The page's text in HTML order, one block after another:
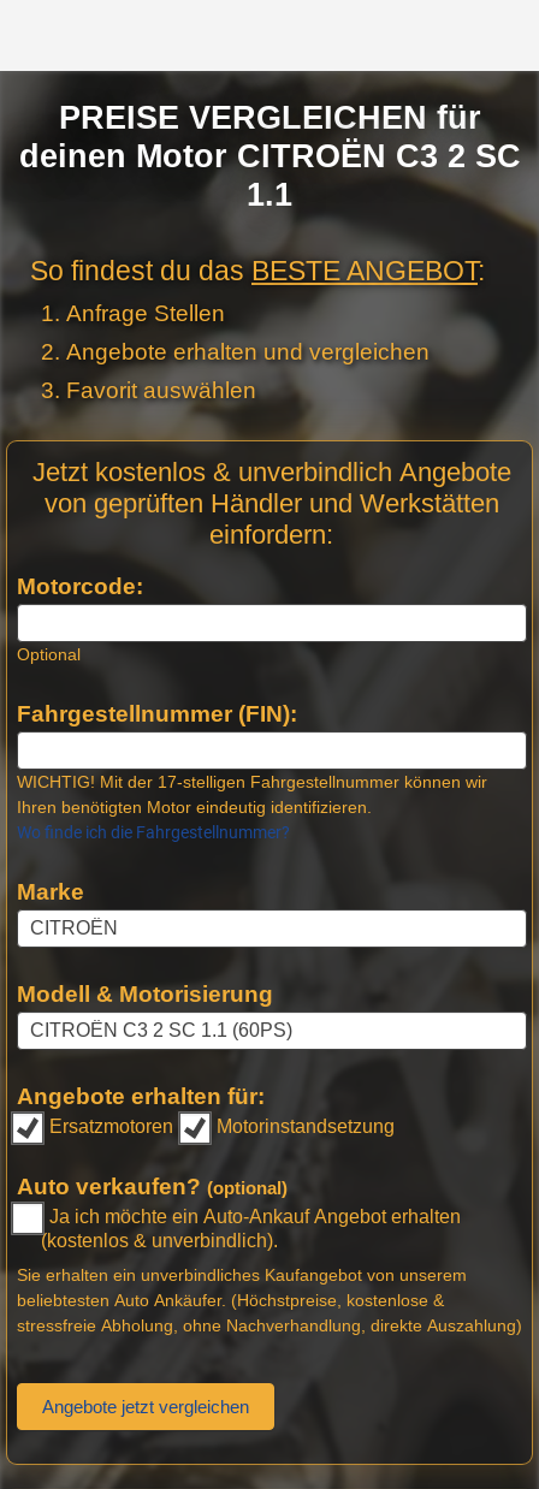
PREISE VERGLEICHEN für
deinen Motor CITROËN C3 2 SC
1.1
So findest du dasBESTE ANGEBOT:
Anfrage Stellen
Angebote erhalten und vergleichen
Favorit auswählen
Anfrage
Stellen -
Jetzt kostenlos & unverbindlich Angebote
von geprüften Händler und Werkstätten
einfordern:
Motorcode:
Optional
Fahrgestellnummer (FIN):
WICHTIG! Mit der 17-stelligen Fahrgestellnummer können wir
Ihren benötigten Motor eindeutig identifizieren.
Wo finde ich die Fahrgestellnummer?
Marke
Modell & Motorisierung
Angebote erhalten für:
Ersatzmotoren Motorinstandsetzung
Auto verkaufen? (optional)
Ja ich möchte ein Auto-Ankauf Angebot erhalten
(kostenlos & unverbindlich).
Sie erhalten ein unverbindliches Kaufangebot von unserem
beliebtesten Auto Ankäufer. (Höchstpreise, kostenlose &
stressfreie Abholung, ohne Nachverhandlung, direkte Auszahlung)
Angebote jetzt vergleichen